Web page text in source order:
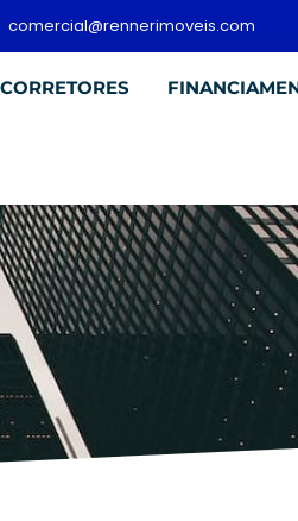
comercial@rennerimoveis.com
CORRETORES